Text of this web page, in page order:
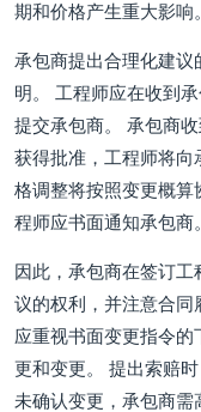
期和价格产生重大影响。
承包商提出合理化建
明。 工程师应在收到
提交承包商。 承包商
获得批准，工程师将
格调整将按照变更概算
程师应书面通知承包商。
因此，承包商在签订
议的权利，并注意合
应重视书面变更指令
更和变更。 提出索赔
未确认变更，承包商需